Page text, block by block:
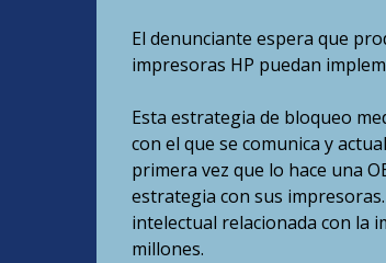
El denunciante espera que
impresoras HP puedan
Esta estrategia de bloqueo
con el que se comunica y
primera vez que lo hace una
estrategia con sus
intelectual relacionada con la
millones.